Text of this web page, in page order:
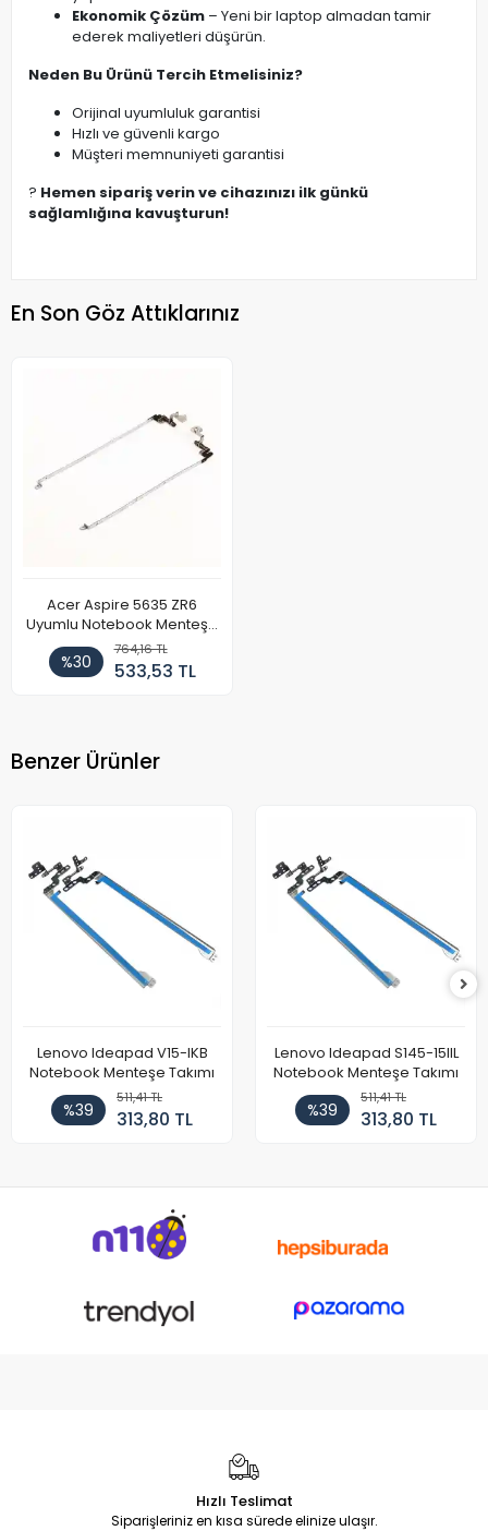
Ekonomik Çözüm – Yeni bir laptop almadan tamir
ederek maliyetleri düşürün.
Neden Bu Ürünü Tercih Etmelisiniz?
Orijinal uyumluluk garantisi
Hızlı ve güvenli kargo
Müşteri memnuniyeti garantisi
? Hemen sipariş verin ve cihazınızı ilk günkü
sağlamlığına kavuşturun!
En Son Göz Attıklarınız
Acer Aspire 5635 ZR6
Uyumlu Notebook Menteşe
Takımı
%30
764,16 TL
533,53 TL
Benzer Ürünler
Lenovo Ideapad V15-IKB
Notebook Menteşe Takımı
%39
511,41 TL
313,80 TL
Lenovo Ideapad S145-15IIL
Notebook Menteşe Takımı
%39
511,41 TL
313,80 TL
Hızlı Teslimat
Siparişleriniz en kısa sürede elinize ulaşır.